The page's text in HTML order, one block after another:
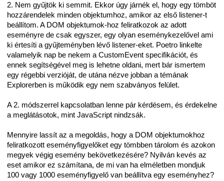
2. Nem gyűjtök ki semmit. Ekkor úgy járnék el, hogy egy tömböt
hozzárendelek minden objektumhoz, amikor az első listener-t
beállítom. A DOM objektumok-hoz feliratkozok az adott
eseményre de csak egyszer, egy olyan eseménykezelővel ami
ki értesíti a gyűjteményben lévő listener-eket. Poetro linkelte
valamelyik nap be nekem a CustomEvent specifikációt, és
ennek segítségével meg is lehetne oldani, mert bár ismertem
egy régebbi verzióját, de utána nézve jobban a témának
Explorerben is működik egy nem szabványos felület.
A 2. módszerrel kapcsolatban lenne pár kérdésem, és érdekelne
a meglátásotok, mint JavaScript nindzsák.
Mennyire lassít az a megoldás, hogy a DOM objektumokhoz
feliratkozott eseményfigyelőket egy tömbben tárolom és azokon
megyek végig esemény bekövetkezésére? Nyilván kevés az
eset amikor ez számítana, de mi van ha elméletben mondjuk
100 vagy 1000 eseményfigyelő van beállítva egy eseményhez?